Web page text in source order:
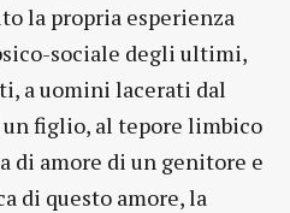
la propria esperienza
sociale degli ultimi,
a uomini lacerati dal
figlio, al tepore limbico
di amore di un genitore e
di questo amore, la